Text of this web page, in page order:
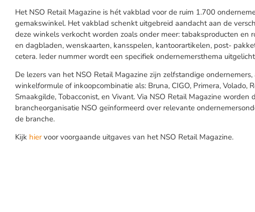
Het NSO Retail Magazine is hét vakblad voor de ruim 1.700
gemakswinkel. Het vakblad schenkt uitgebreid aandacht aan de
deze winkels verkocht worden zoals onder meer: tabaksproducten en
en dagbladen, wenskaarten, kansspelen, kantoorartikelen, post-
cetera. Ieder nummer wordt een specifiek ondernemersthema
De lezers van het NSO Retail Magazine zijn zelfstandige
winkelformule of inkoopcombinatie als: Bruna, CIGO, Primera, Volado,
Smaakgilde, Tobacconist, en Vivant. Via NSO Retail Magazine worden
brancheorganisatie NSO geïnformeerd over relevante
de branche.
Kijk hiervoor voorgaande uitgaves van het NSO Retail Magazine.